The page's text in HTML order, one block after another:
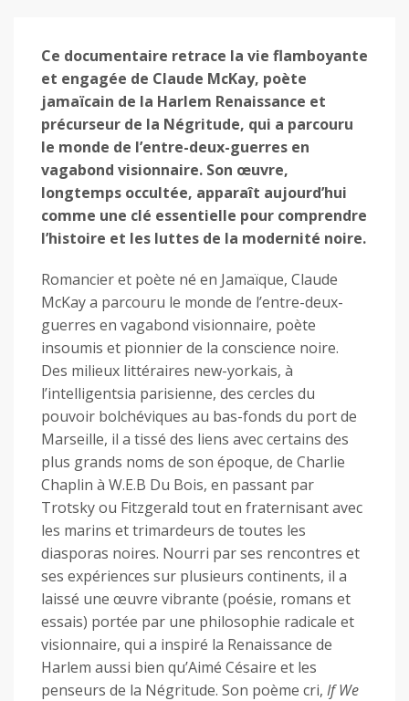
Ce documentaire retrace la vie flamboyante
et engagée de Claude McKay, poète
jamaïcain de la Harlem Renaissance et
précurseur de la Négritude, qui a parcouru
le monde de l’entre-deux-guerres en
vagabond visionnaire. Son œuvre,
longtemps occultée, apparaît aujourd’hui
comme une clé essentielle pour comprendre
l’histoire et les luttes de la modernité noire.
Romancier et poète né en Jamaïque, Claude
McKay a parcouru le monde de l’entre-deux-
guerres en vagabond visionnaire, poète
insoumis et pionnier de la conscience noire.
Des milieux littéraires new-yorkais, à
l’intelligentsia parisienne, des cercles du
pouvoir bolchéviques au bas-fonds du port de
Marseille, il a tissé des liens avec certains des
plus grands noms de son époque, de Charlie
Chaplin à W.E.B Du Bois, en passant par
Trotsky ou Fitzgerald tout en fraternisant avec
les marins et trimardeurs de toutes les
diasporas noires. Nourri par ses rencontres et
ses expériences sur plusieurs continents, il a
laissé une œuvre vibrante (poésie, romans et
essais) portée par une philosophie radicale et
visionnaire, qui a inspiré la Renaissance de
Harlem aussi bien qu’Aimé Césaire et les
penseurs de la Négritude. Son poème cri, If We